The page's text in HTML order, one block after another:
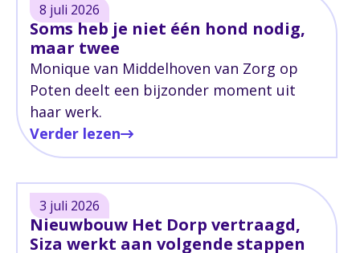
Soms heb je niet één hond nodig,
maar twee
8 juli 2026
Monique van Middelhoven van Zorg op
Poten deelt een bijzonder moment uit
haar werk.
Verder lezen
Nieuwbouw Het Dorp vertraagd,
Siza werkt aan volgende stappen
3 juli 2026